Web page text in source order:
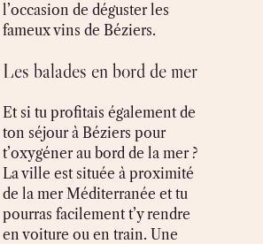
l’occasion de déguster les
fameux vins de Béziers.
Les balades en bord de mer
Et si tu profitais également de
ton séjour à Béziers pour
t’oxygéner au bord de la mer ?
La ville est située à proximité
de la mer Méditerranée et tu
pourras facilement t’y rendre
en voiture ou en train. Une